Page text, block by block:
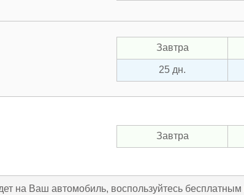
Завтра
25 дн.
Завтра
на Ваш автомобиль, воспользуйтесь бесплатным